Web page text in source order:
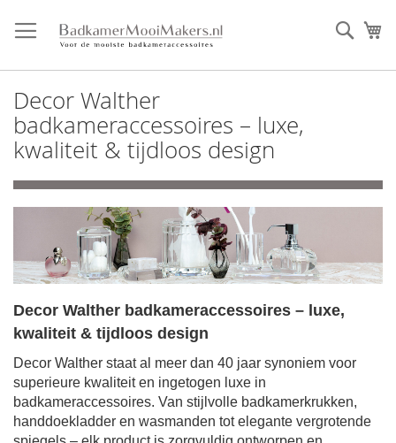
direct
door
inhoud
Decor Walther
badkameraccessoires – luxe,
kwaliteit & tijdloos design
Decor Walther badkameraccessoires – luxe,
kwaliteit & tijdloos design
Decor Walther staat al meer dan 40 jaar synoniem voor
superieure kwaliteit en ingetogen luxe in
badkameraccessoires. Van stijlvolle badkamerkrukken,
handdoekladder en wasmanden tot elegante vergrotende